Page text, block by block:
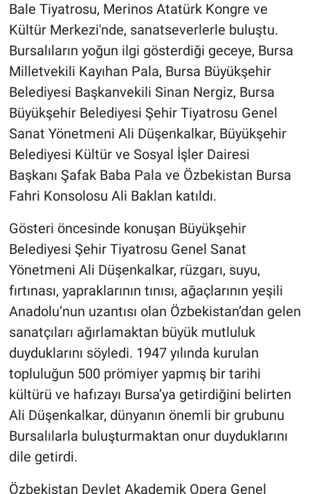
Bale Tiyatrosu, Merinos Atatürk Kongre ve
Kültür Merkezi'nde, sanatseverlerle buluştu.
Bursalıların yoğun ilgi gösterdiği geceye, Bursa
Milletvekili Kayıhan Pala, Bursa Büyükşehir
Belediyesi Başkanvekili Sinan Nergiz, Bursa
Büyükşehir Belediyesi Şehir Tiyatrosu Genel
Sanat Yönetmeni Ali Düşenkalkar, Büyükşehir
Belediyesi Kültür ve Sosyal İşler Dairesi
Başkanı Şafak Baba Pala ve Özbekistan Bursa
Fahri Konsolosu Ali Baklan katıldı.
Gösteri öncesinde konuşan Büyükşehir
Belediyesi Şehir Tiyatrosu Genel Sanat
Yönetmeni Ali Düşenkalkar, rüzgarı, suyu,
fırtınası, yapraklarının tınısı, ağaçlarının yeşili
Anadolu’nun uzantısı olan Özbekistan’dan gelen
sanatçıları ağırlamaktan büyük mutluluk
duyduklarını söyledi. 1947 yılında kurulan
topluluğun 500 prömiyer yapmış bir tarihi
kültürü ve hafızayı Bursa’ya getirdiğini belirten
Ali Düşenkalkar, dünyanın önemli bir grubunu
Bursalılarla buluşturmaktan onur duyduklarını
dile getirdi.
Özbekistan Devlet Akademik Opera Genel
Kimdir
Koronavirüs
Kültür Sanat
Ne demişti
Nedir
Popüler
Programlar
Sağlık
Spor
Teknoloji
Türkiye'nin Geleceği
Türkiye'nin Gündemi
Yerel Gündem
Yerel Yaşam